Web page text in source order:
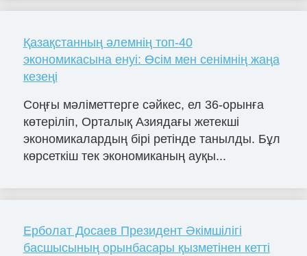
Қазақстанның әлемнің топ-40
экономикасына енуі: Өсім мен сенімнің жаңа
кезеңі
Соңғы мәліметтерге сәйкес, ел 36-орынға
көтеріліп, Орталық Азиядағы жетекші
экономикалардың бірі ретінде танылды. Бұл
көрсеткіш тек экономиканың ауқы...
Ерболат Досаев Президент Әкімшілігі
басшысының орынбасары қызметінен кетті